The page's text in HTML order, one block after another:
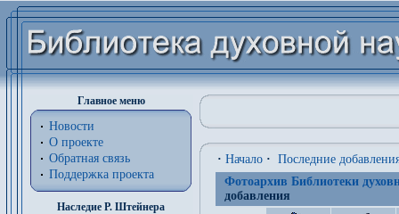
Главное меню
Новости
О проекте
Обратная связь
Поддержка проекта
Наследие Р. Штейнера
· Начало · Последние
Фотоархив Библиотеки
добавления